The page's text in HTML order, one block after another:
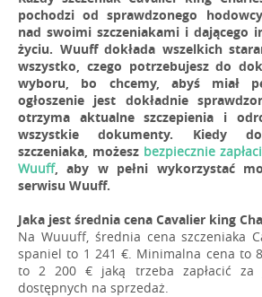
pochodzi od sprawdzonego
nad swoimi szczeniakami i dającego
życiu. Wuuff dokłada wszelkich
wszystko, czego potrzebujesz do
wyboru, bo chcemy, abyś miał
ogłoszenie jest dokładnie
otrzyma aktualne szczepienia i
wszystkie dokumenty. Kiedy
szczeniaka, możesz bezpiecznie
Wuuff, aby w pełni wykorzystać
serwisu Wuuff.
Jaka jest średnia cena Cavalier king
Na Wuuuff, średnia cena szczeniaka
spaniel to 1 241 €. Minimalna cena to
to 2 200 € jaką trzeba zapłacić za
dostępnych na sprzedaż.